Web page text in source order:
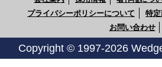
プライバシーポリシーについて
特
お問い合わせ
Copyright © 1997-2026